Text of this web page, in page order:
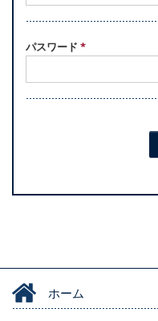
パスワード *
ホーム